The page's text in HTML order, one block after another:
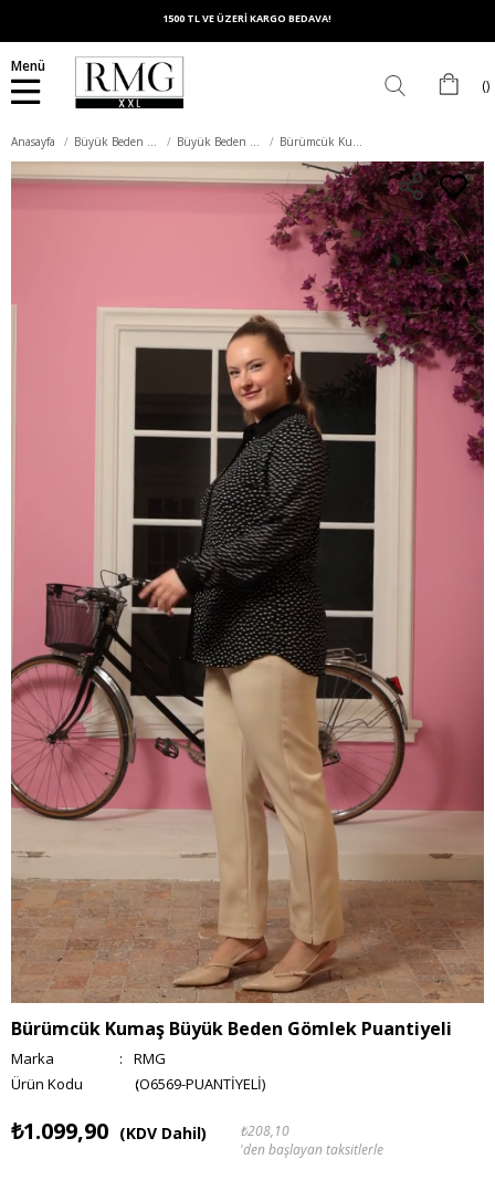
1500 TL VE ÜZERİ KARGO BEDAVA!
Menü
Anasayfa Büyük Beden Üst Giyim Büyük Beden Gömlek Bürümcük Kumaş Büyük Beden Gömlek Puantiyeli
Bürümcük Kumaş Büyük Beden Gömlek Puantiyeli
Marka :
RMG
(O6569-PUANTİYELİ)
₺1.099,90 (KDV Dahil)
₺208,10
'den başlayan taksitlerle